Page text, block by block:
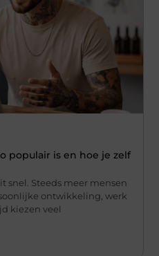
populair is en hoe je zelf
snel. Steeds meer mensen
ontwikkeling, werk
kiezen veel